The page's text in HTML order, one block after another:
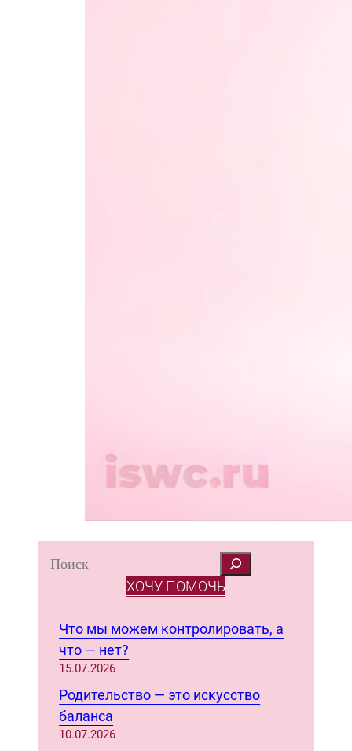
S
ХОЧУ ПОМОЧЬ
Что мы можем контролировать, а
что — нет?
15.07.2026
Родительство — это искусство
баланса
10.07.2026